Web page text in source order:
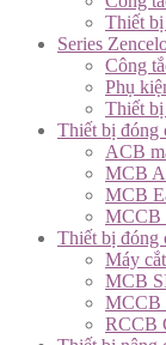
Thiết bị
Series
Công
Phụ
Thiết bị
Thiết bị đóng
ACB
MCB
MCB
MCCB
Thiết bị đóng
Máy
MCB
MCCB
RCCB